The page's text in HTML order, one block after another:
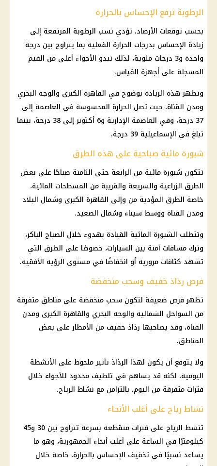
الرطوبة ترفع الإحساس بالحرارة
بحسب توقعات الأرصاد، تؤدي نسب الرطوبة المرتفعة إلى
زيادة الإحساس بدرجات الحرارة الفعلية بما يتراوح بين درجة
واحدة و3 درجات مئوية، لذلك تبدو الأجواء أعلى من القيم
المسجلة على أجهزة القياس.
وتظهر هذه الزيادة بوضوح في القاهرة الكبرى والوجه البحري
ومدن القناة، حيث تصل الحرارة المحسوسة في العاصمة إلى
37 درجة، وفي العاصمة الإدارية و6 أكتوبر إلى 38 درجة، بينما
تبلغ في الإسماعيلية 39 درجة.
شبورة مائية صباحية على هذه الطرق
تتكون شبورة مائية من الرابعة حتى الثامنة صباحًا على بعض
الطرق الزراعية والسريعة والقريبة من المسطحات المائية،
خاصة الطرق المؤدية من وإلى القاهرة الكبرى وشمال البلاد
ومدن القناة ووسط سيناء وشمال الصعيد.
وتتطلب الشبورة المائية القيادة بهدوء خلال الصباح الباكر،
وترك مسافات آمنة بين السيارات، خصوصًا على الطرق التي
تشهد كثافات مرورية أو انخفاضًا في مستوى الرؤية الأفقية.
فرص رذاذ خفيف وسحب منخفضة
تظهر فرص ضعيفة لتكون سحب منخفضة على مناطق متفرقة
من السواحل الشمالية والوجه البحري والقاهرة الكبرى ومدن
القناة، وقد يصاحبها رذاذ خفيف من الأمطار على بعض
المناطق.
ولا يتوقع أن يكون لهذا الرذاذ تأثير ملحوظ على الأنشطة
اليومية، لكنه قد يساهم في تلطيف محدود للأجواء خلال
فترات متفرقة من اليوم، بالتزامن مع نشاط الرياح.
نشاط رياح على أغلب الأنحاء
تنشط الرياح على فترات متقطعة بسرعة تتراوح بين 30 و45
كيلومترًا في الساعة على أغلب أنحاء الجمهورية، وهو ما
يساعد نسبيًا في تخفيف الإحساس بالحرارة، خاصة خلال